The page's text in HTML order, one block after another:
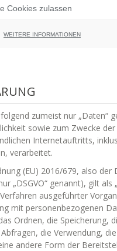
Cookies zulassen
WEITERE INFORMATIONEN
zumeist nur „Daten“
sowie zum Zwecke
Internetauftritts,
verarbeitet.
(EU) 2016/679, also der
„DSGVO“ genannt), gilt als
ausgeführter
mit personenbezogenen
Ordnen, die Speicherung,
die Verwendung,
andere Form der